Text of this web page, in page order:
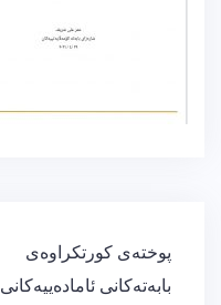
ڕێدۆزیی
بابەت
پوختەی کورتکراوەی
بابەتەکانی ئامادەییەکانی